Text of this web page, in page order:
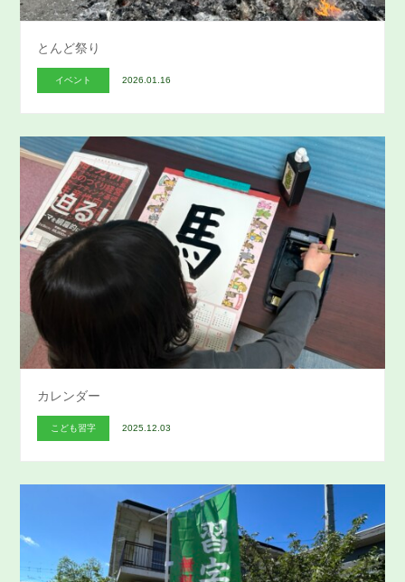
とんど祭り
イベント 2026.01.16
カレンダー
こども習字 2025.12.03